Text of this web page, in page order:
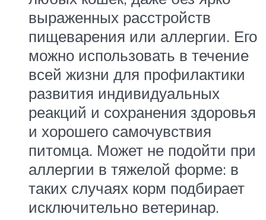
выраженных расстройств
пищеварения или аллергии. Его
можно использовать в течение
всей жизни для профилактики
развития индивидуальных
реакций и сохранения здоровья
и хорошего самочувствия
питомца. Может не подойти при
аллергии в тяжелой форме: в
таких случаях корм подбирает
исключительно ветеринар.